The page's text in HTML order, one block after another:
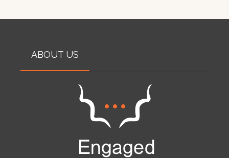
ABOUT US